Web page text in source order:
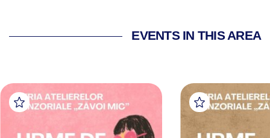
EVENTS IN THIS AREA